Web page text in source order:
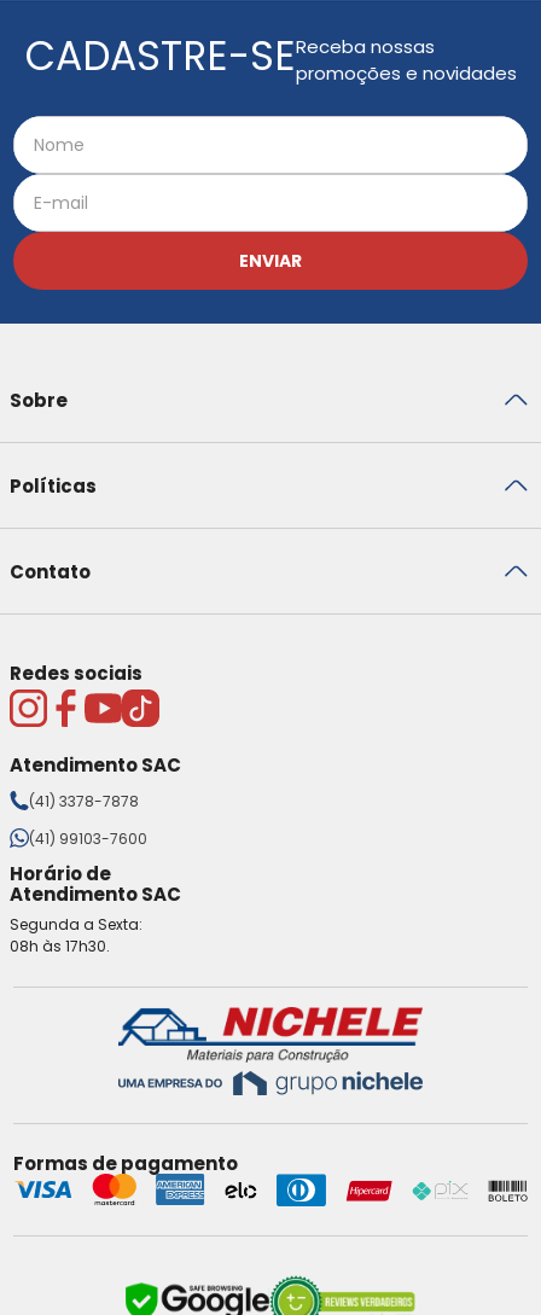
CADASTRE-SEReceba nossas
promoções e novidades
ENVIAR
Sobre
Políticas
Contato
Redes sociais
Atendimento SAC
(41) 3378-7878
(41) 99103-7600
Horário de
Atendimento SAC
Segunda a Sexta:
08h às 17h30.
Formas de pagamento